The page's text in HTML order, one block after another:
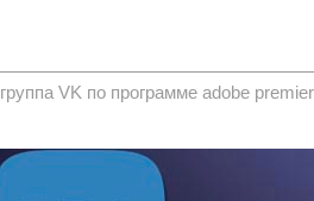
группа VK по программе adobe